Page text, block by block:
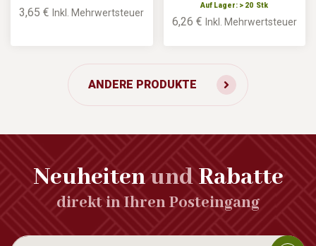
3,65 €Inkl. Mehrwertsteuer
Auf Lager: > 20 Stk
6,26 € Inkl. Mehrwertsteuer
ANDERE PRODUKTE
NeuheitenundRabatte
direkt in Ihren Posteingang